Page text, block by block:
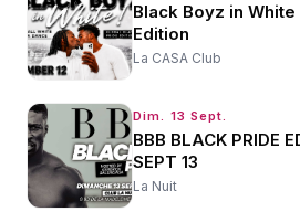
Black Boyz in
Edition
La CASA Club
Dim. 13 Sept.
BBB BLACK PRIDE
SEPT 13
La Nuit